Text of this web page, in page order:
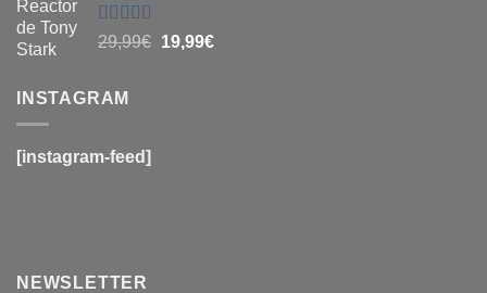
29,99€.19,99€.
Valorado
con
29,99€ El
19,99€El
INSTAGRAM
[instagram-feed]
NEWSLETTER